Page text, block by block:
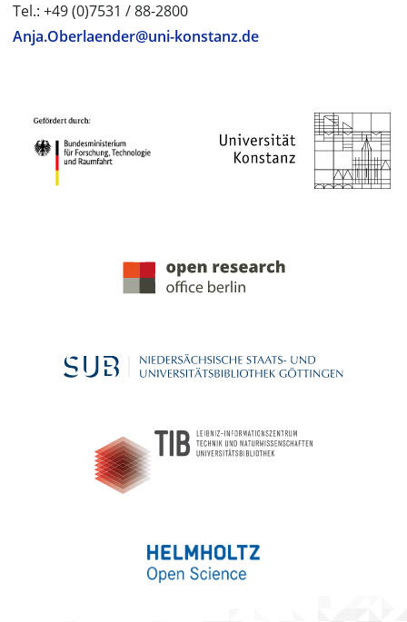
Tel.: +49 (0)7531 / 88-2800
Anja.Oberlaender@uni-konstanz.de